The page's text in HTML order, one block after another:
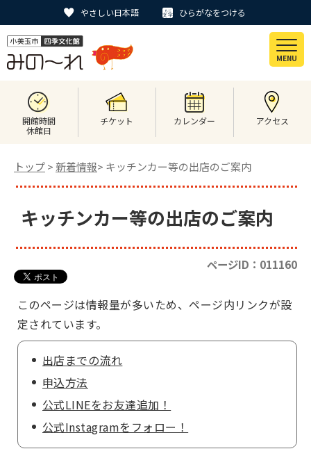
やさしい日本語 ひらがなをつける
MENU
開館時間
休館日
チケット カレンダー アクセス
トップ> 新着情報> キッチンカー等の出店のご案内
キッチンカー等の出店のご案内
ページID：011160
このページは情報量が多いため、ページ内リンクが設
定されています。
出店までの流れ
申込方法
公式LINEをお友達追加！
公式Instagramをフォロー！